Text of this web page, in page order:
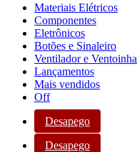
Materiais Elétricos
Componentes
Eletrônicos
Botões e Sinaleiro
Ventilador e Ventoinha
Lançamentos
Mais vendidos
Off
Desapego
Desapego